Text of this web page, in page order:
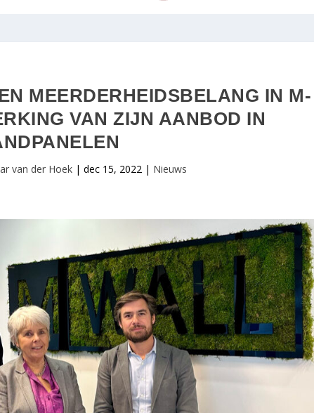
MEERDERHEIDSBELANG IN M-
VAN ZIJN AANBOD IN
van der Hoek| dec 15, 2022| Nieuws